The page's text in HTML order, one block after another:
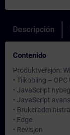
Descripción
Contenido
Produktversjon:
• Tilkobling – OPC
• JavaScript
• JavaScript
•
• Edge
• Revisjon